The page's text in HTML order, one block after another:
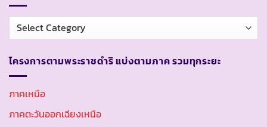
หมวด
หมู่
โครงการตามพระราชดำริ แบ่งตามภาค รวมทุกระยะ
ภาคเหนือ
ภาคตะวันออกเฉียงเหนือ